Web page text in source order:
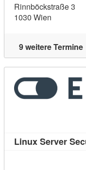
Rinnböckstraße 3
1030 Wien
9 weitere Termine
Linux Server